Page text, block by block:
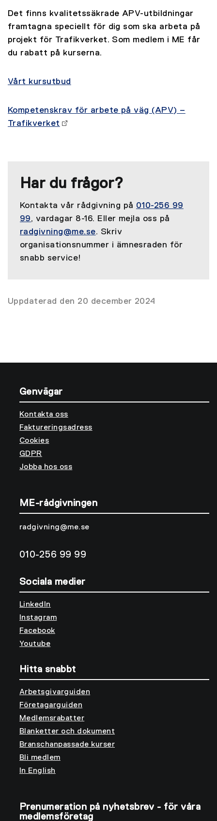
Det finns kvalitetssäkrade APV-utbildningar
framtagna speciellt för dig som ska arbeta på
projekt för Trafikverket. Som medlem i ME får
du rabatt på kurserna.
Vårt kursutbud
Kompetenskrav för arbete på väg (APV) –
Trafikverket
Har du frågor?
Kontakta vår rådgivning på 010-256 99
99, vardagar 8-16. Eller mejla oss på
radgivning@me.se. Skriv
organisationsnummer i ämnesraden för
snabb service!
Uppdaterad den 20 december 2024
Genvägar
Kontakta oss
Faktureringsadress
Cookies
GDPR
Jobba hos oss
ME-rådgivningen
radgivning@me.se
010-256 99 99
Sociala medier
LinkedIn
Instagram
Facebook
Youtube
Hitta snabbt
Arbetsgivarguiden
Företagarguiden
Medlemsrabatter
Blanketter och dokument
Branschanpassade kurser
Bli medlem
In English
Prenumeration på nyhetsbrev - för våra
medlemsföretag